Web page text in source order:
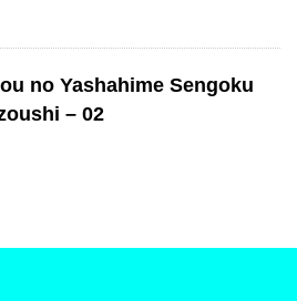
no Yashahime Sengoku
– 02